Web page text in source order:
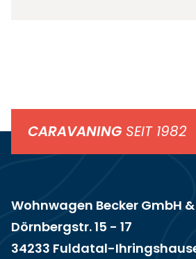
CARAVANING SEIT 1982
Wohnwagen Becker GmbH &
Dörnbergstr. 15 - 17
34233 Fuldatal-